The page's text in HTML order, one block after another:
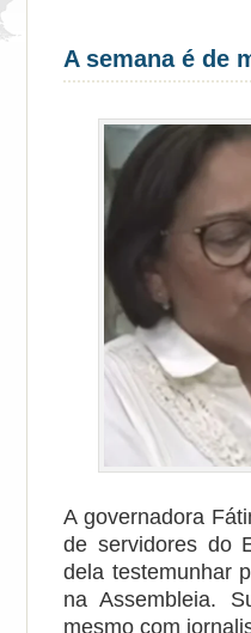
A semana é de
A governadora
de servidores do
dela testemunhar
na Assembleia.
mesmo com